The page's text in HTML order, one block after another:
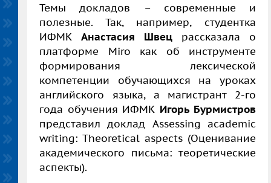
Темы докладов – современные и
полезные. Так, например, студентка
ИФМК Анастасия Швец рассказала о
платформе Miro как об инструменте
формирования лексической
компетенции обучающихся на уроках
английского языка, а магистрант 2-го
года обучения ИФМК Игорь Бурмистров
представил доклад Assessing academic
writing: Theoretical aspects (Оценивание
академического письма: теоретические
аспекты).